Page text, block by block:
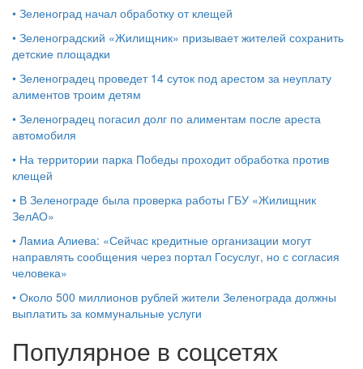
• Зеленоград начал обработку от клещей
• Зеленоградский «Жилищник» призывает жителей сохранить
детские площадки
• Зеленоградец проведет 14 суток под арестом за неуплату
алиментов троим детям
• Зеленоградец погасил долг по алиментам после ареста
автомобиля
• На территории парка Победы проходит обработка против
клещей
• В Зеленограде была проверка работы ГБУ «Жилищник
ЗелАО»
• Ламиа Алиева: «Сейчас кредитные организации могут
направлять сообщения через портал Госуслуг, но с согласия
человека»
• Около 500 миллионов рублей жители Зеленограда должны
выплатить за коммунальные услуги
Популярное в соцсетях